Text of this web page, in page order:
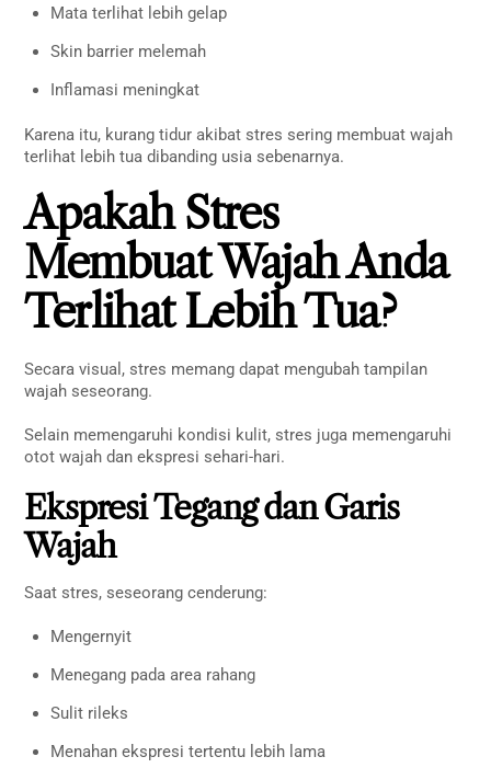
Mata terlihat lebih gelap
Skin barrier melemah
Inflamasi meningkat
Karena itu, kurang tidur akibat stres sering membuat wajah
terlihat lebih tua dibanding usia sebenarnya.
Apakah Stres
Membuat Wajah Anda
Terlihat Lebih Tua?
Secara visual, stres memang dapat mengubah tampilan
wajah seseorang.
Selain memengaruhi kondisi kulit, stres juga memengaruhi
otot wajah dan ekspresi sehari-hari.
Ekspresi Tegang dan Garis
Wajah
Saat stres, seseorang cenderung:
Mengernyit
Menegang pada area rahang
Sulit rileks
Menahan ekspresi tertentu lebih lama